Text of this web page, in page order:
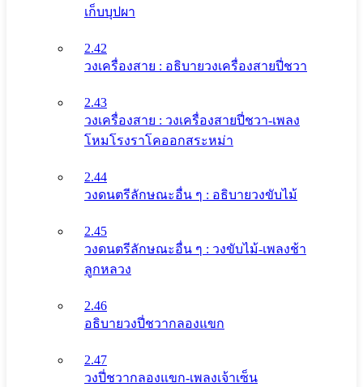
เก็บบุปผา
2.42
วงเครื่องสาย : อธิบายวงเครื่องสายปี่ชวา
2.43
วงเครื่องสาย : วงเครื่องสายปี่ชวา-เพลง
โหมโรงราโคออกสระหม่า
2.44
วงดนตรีลักษณะอื่น ๆ : อธิบายวงขับไม้
2.45
วงดนตรีลักษณะอื่น ๆ : วงขับไม้-เพลงช้า
ลูกหลวง
2.46
อธิบายวงปี่ชวากลองแขก
2.47
วงปี่ชวากลองแขก-เพลงเจ้าเซ็น